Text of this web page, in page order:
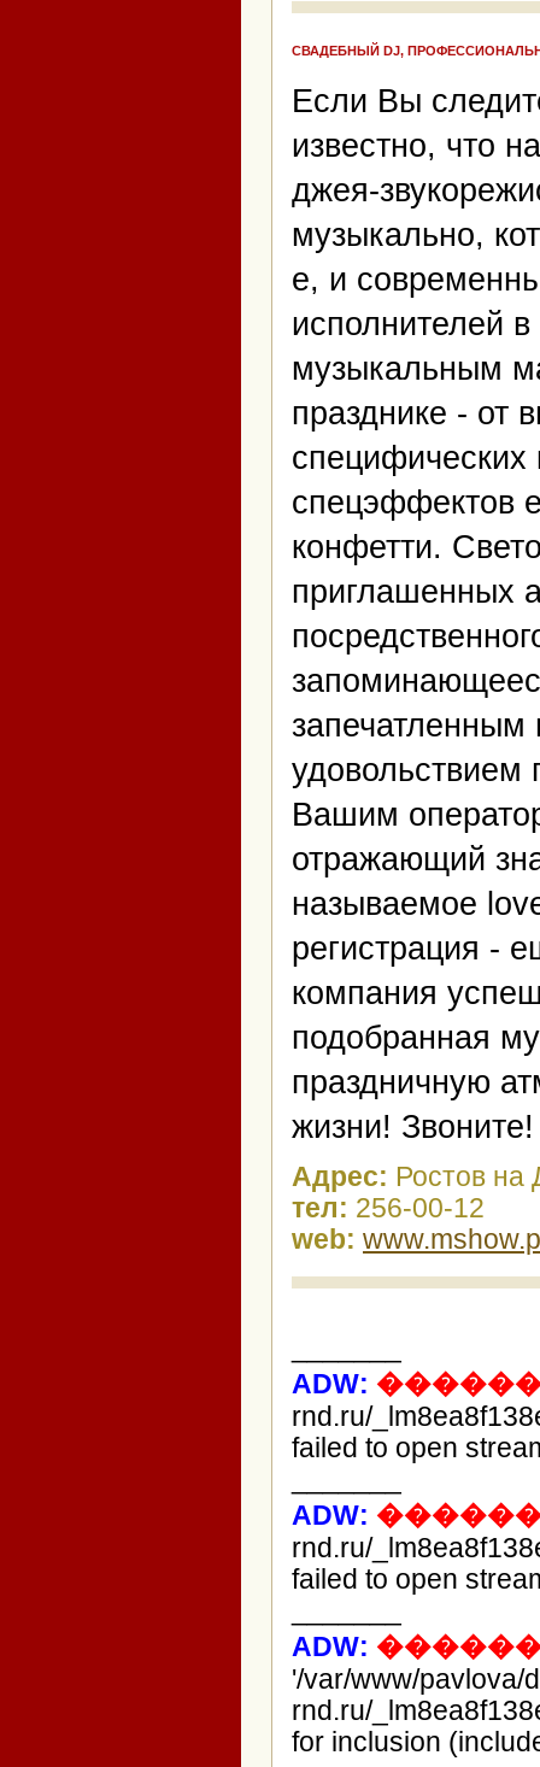
СВАДЕБНЫЙ DJ,
Если Вы
известно, что
джея-
музыкально,
е, и
исполнителей
музыкальным
празднике - от
специфических
спецэффектов
конфетти.
приглашенных
удовольствием
Вашим
отражающий
называемое
регистрация -
компания
подобранная
праздничную
жизни! Звоните!
Адрес: Ростов на
тел: 256-00-12
web:
ADW:
rnd.ru/
failed to open
ADW:
rnd.ru/
failed to open
ADW:
'/var/www/pavlova/
rnd.ru/
for inclusion